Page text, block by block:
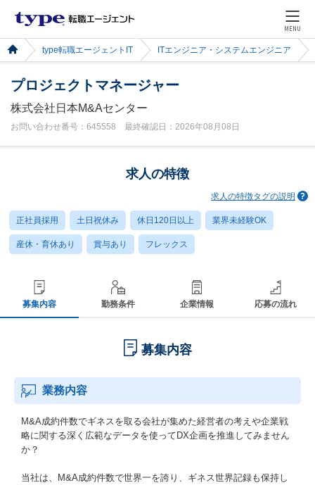
MENU
type転職エージェントIT ITエンジニア・システムエンジニア
プロジェクトマネージャー
株式会社日本M&Aセンター
お問い合わせ番号：645558 最終確認日：2026年08月08日
求人の特徴
求人の特徴タグの説明
正社員採用 土日祝休み 休日120日以上 業界未経験OK
産休・育休あり 賞与あり フレックス
募集内容 勤務条件 企業情報 応募の流れ
募集内容
業務内容
M&A成約件数でギネスを取る会社が集めた経営者の考えや企業戦
略に関する深く広範なデータを使ってDX企画を推進してみません
か？
当社は、M&A成約件数で世界一を誇り、ギネス世界記録も保持し